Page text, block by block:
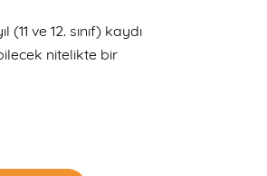
ve 12. sınıf) kaydı
nitelikte bir